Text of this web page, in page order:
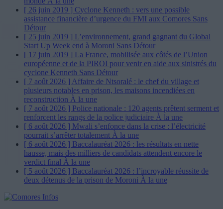
[ 26 juin 2019 ] Cyclone Kenneth : vers une possible
assistance financière d’urgence du FMI aux Comores Sans
Détour
[ 25 juin 2019 ] L’environnement, grand gagnant du Global
Start Up Week end à Moroni Sans Détour
[ 17 juin 2019 ] La France, mobilisée aux côtés de l’Union
européenne et de la PIROI pour venir en aide aux sinistrés du
cyclone Kenneth Sans Détour
[ 7 août 2026 ] Affaire de Ntsoralé : le chef du village et
plusieurs notables en prison, les maisons incendiées en
reconstruction À la une
[ 7 août 2026 ] Police nationale : 120 agents prêtent serment et
renforcent les rangs de la police judiciaire À la une
[ 6 août 2026 ] Mwali s’enfonce dans la crise : l’électricité
pourrait s’arrêter totalement À la une
[ 6 août 2026 ] Baccalauréat 2026 : les résultats en nette
hausse, mais des milliers de candidats attendent encore le
verdict final À la une
[ 5 août 2026 ] Baccalauréat 2026 : l’incroyable réussite de
deux détenus de la prison de Moroni À la une